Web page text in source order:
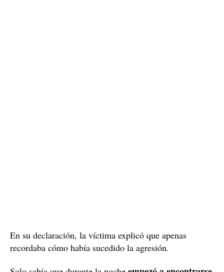
En su declaración, la víctima explicó que apenas
recordaba cómo había sucedido la agresión.